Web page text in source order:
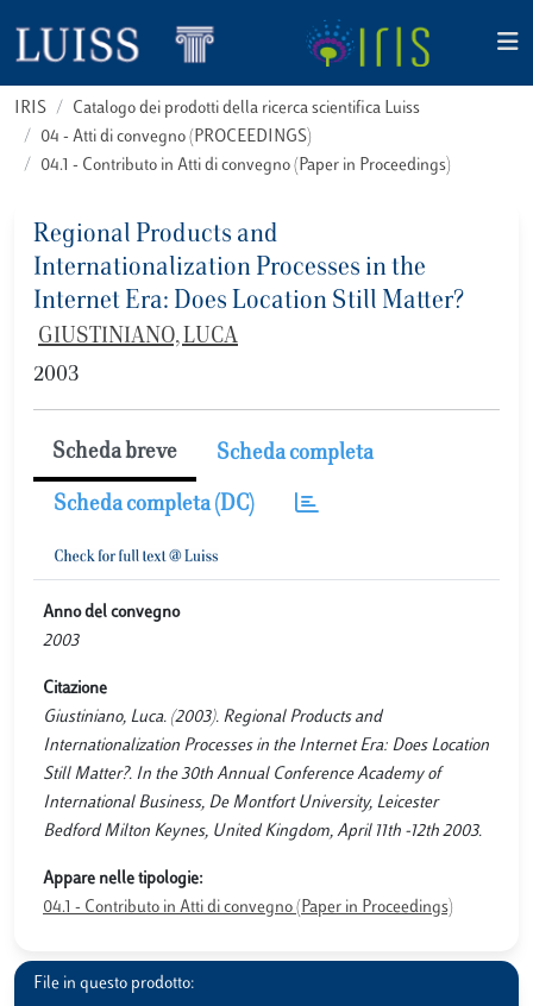
IRIS
Catalogo dei prodotti della ricerca scientifica Luiss
04 - Atti di convegno (PROCEEDINGS)
04.1 - Contributo in Atti di convegno (Paper in Proceedings)
Regional Products and
Internationalization Processes in the
Internet Era: Does Location Still Matter?
GIUSTINIANO, LUCA
2003
Scheda breve Scheda completa
Scheda completa (DC)
Anno del convegno
2003
Citazione
Giustiniano, Luca. (2003). Regional Products and
Internationalization Processes in the Internet Era: Does Location
Still Matter?. In the 30th Annual Conference Academy of
International Business, De Montfort University, Leicester
Bedford Milton Keynes, United Kingdom, April 11th -12th 2003.
Appare nelle tipologie:
04.1 - Contributo in Atti di convegno (Paper in Proceedings)
File in questo prodotto: